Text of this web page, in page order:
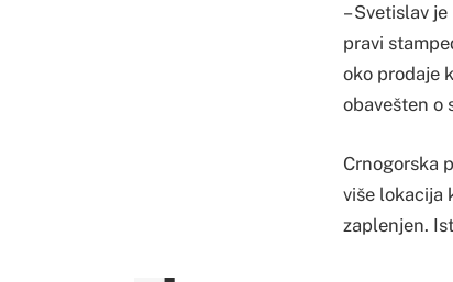
– Svetislav
pravi
oko prodaje
obavešten o
Crnogorska
više lokacija
zaplenjen.